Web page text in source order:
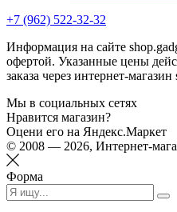
+7 (962) 522-32-32
Информация на сайте
офертой. Указанные цены
заказа через интернет-
Мы в социальных сетях
Нравится магазин?
Оцени его на Яндекс.Маркет
© 2008 — 2026, Интернет-
Форма